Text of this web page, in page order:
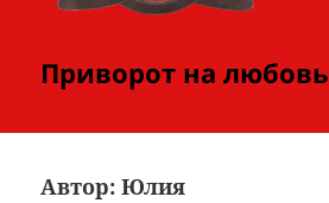
Приворот на любовь
Автор:Юлия